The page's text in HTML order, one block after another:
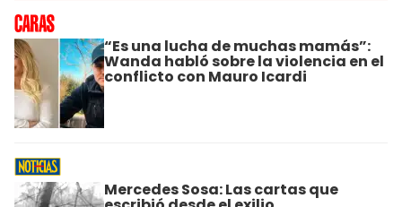
“Es una lucha de muchas mamás”:
Wanda habló sobre la violencia en el
conflicto con Mauro Icardi
Mercedes Sosa: Las cartas que